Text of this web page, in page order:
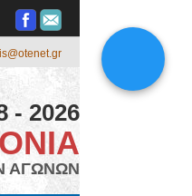
- 2026
ΑΓΩΝΩΝ